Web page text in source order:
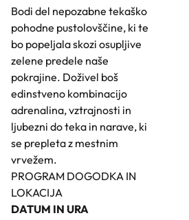
Bodi del nepozabne tekaško
pohodne pustolovščine, ki te
bo popeljala skozi osupljive
zelene predele naše
pokrajine. Doživel boš
edinstveno kombinacijo
adrenalina, vztrajnosti in
ljubezni do teka in narave, ki
se prepleta z mestnim
vrvežem.
PROGRAM DOGODKA IN
LOKACIJA
DATUM IN URA